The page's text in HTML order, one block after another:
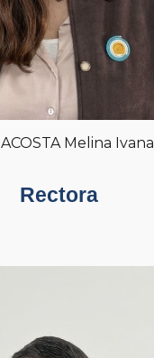
ACOSTA Melina Ivana
Rectora